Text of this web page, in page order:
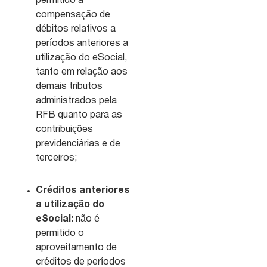
compensação de
débitos relativos a
períodos anteriores a
utilização do eSocial,
tanto em relação aos
demais tributos
administrados pela
RFB quanto para as
contribuições
previdenciárias e de
terceiros;
Créditos anteriores
a utilização do
eSocial: não é
permitido o
aproveitamento de
créditos de períodos